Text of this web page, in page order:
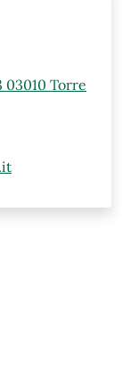
03010 Torre